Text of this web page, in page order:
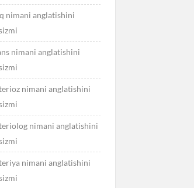
nimani anglatishini
nimani anglatishini
nimani anglatishini
nimani anglatishini
nimani anglatishini